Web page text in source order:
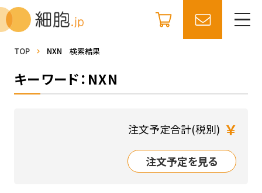
TOP NXN 検索結果
キーワード：NXN
注文予定合計(税別) ￥
注文予定を見る